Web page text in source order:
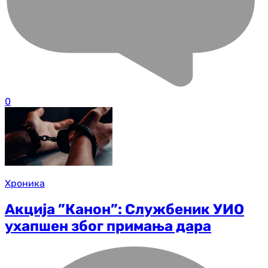
0
Хроника
Акција ”Канон”: Службеник УИО
ухапшен због примања дара